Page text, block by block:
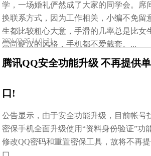
学，一场婚礼俨然成了大家的同学会。席
换联系方式，因为工作相关，小编不免留
生都比较粗心大意，手滑的几率总是比女
崇尚硬汉的风格，手机都不爱戴套。...
2021-02-25 14:01:21
腾讯QQ安全功能升级 不再提供
口!
公告显示，由于安全功能升级，目前帐号
密保手机全面升级使用“资料身份验证”功
修改QQ密码和重置密保工具，故将不再